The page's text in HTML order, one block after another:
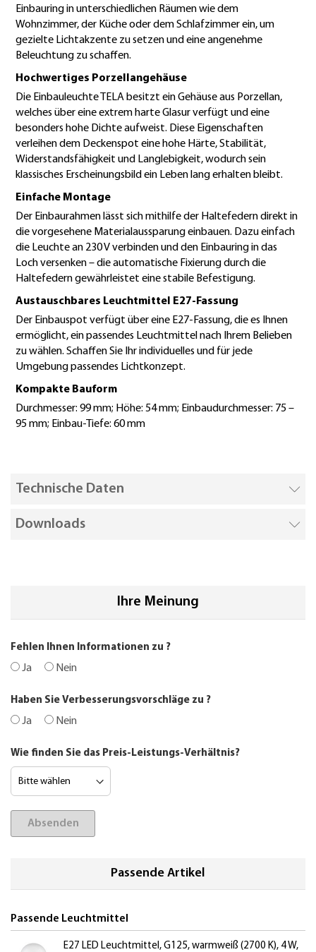
Einbauring in unterschiedlichen Räumen wie dem
Wohnzimmer, der Küche oder dem Schlafzimmer ein, um
gezielte Lichtakzente zu setzen und eine angenehme
Beleuchtung zu schaffen.
Hochwertiges Porzellangehäuse
Die Einbauleuchte TELA besitzt ein Gehäuse aus Porzellan,
welches über eine extrem harte Glasur verfügt und eine
besonders hohe Dichte aufweist. Diese Eigenschaften
verleihen dem Deckenspot eine hohe Härte, Stabilität,
Widerstandsfähigkeit und Langlebigkeit, wodurch sein
klassisches Erscheinungsbild ein Leben lang erhalten bleibt.
Einfache Montage
Der Einbaurahmen lässt sich mithilfe der Haltefedern direkt in
die vorgesehene Materialaussparung einbauen. Dazu einfach
die Leuchte an 230 V verbinden und den Einbauring in das
Loch versenken – die automatische Fixierung durch die
Haltefedern gewährleistet eine stabile Befestigung.
Austauschbares Leuchtmittel E27-Fassung
Der Einbauspot verfügt über eine E27-Fassung, die es Ihnen
ermöglicht, ein passendes Leuchtmittel nach Ihrem Belieben
zu wählen. Schaffen Sie Ihr individuelles und für jede
Umgebung passendes Lichtkonzept.
Kompakte Bauform
Durchmesser: 99 mm; Höhe: 54 mm; Einbaudurchmesser: 75 –
95 mm; Einbau-Tiefe: 60 mm
Technische Daten
Downloads
Ihre Meinung
Fehlen Ihnen Informationen zu ?
Ja Nein
Haben Sie Verbesserungsvorschläge zu ?
Ja Nein
Wie finden Sie das Preis-Leistungs-Verhältnis?
Absenden
Passende Artikel
Passende Leuchtmittel
E27 LED Leuchtmittel, G125, warmweiß (2700 K), 4 W,